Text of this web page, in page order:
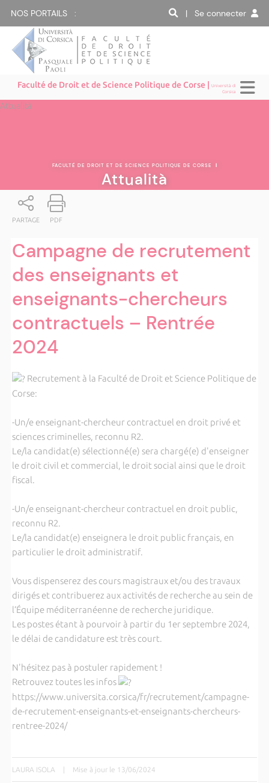
NOS PORTAILS : | Se connecter
Faculté de Droit et de Science Politique de Corse |Università di
Corsica
Attualità
FACULTÉ DE DROIT ET DE SCIENCE POLITIQUE DE CORSE |
Attualità
PARTAGE PDF
Campagne de recrutement
des enseignants et
enseignants-chercheurs
contractuels – Rentrée
2024
Recrutement à la Faculté de Droit et Science Politique de
Corse:
-Un/e enseignant-chercheur contractuel en droit privé et
sciences criminelles, reconnu R2.
Le/la candidat(e) sélectionné(e) sera chargé(e) d'enseigner
le droit civil et commercial, le droit social ainsi que le droit
fiscal.
-Un/e enseignant-chercheur contractuel en droit public,
reconnu R2.
Le/la candidat(e) enseignera le droit public français, en
particulier le droit administratif.
Vous dispenserez des cours magistraux et/ou des travaux
dirigés et contribuerez aux activités de recherche au sein de
l’Équipe méditerranéenne de recherche juridique.
Les postes étant à pourvoir à partir du 1er septembre 2024,
le délai de candidature est très court.
N'hésitez pas à postuler rapidement !
Retrouvez toutes les infos
https://www.universita.corsica/fr/recrutement/campagne-
de-recrutement-enseignants-et-enseignants-chercheurs-
rentree-2024/
LAURA ISOLA | Mise à jour le 13/06/2024